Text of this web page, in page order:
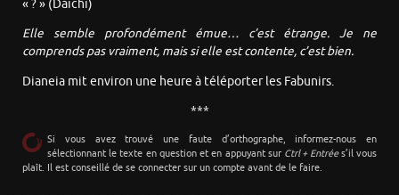
« ? » (Daichi)
Elle semble profondément émue… c’est étrange. Je ne
comprends pas vraiment, mais si elle est contente, c’est bien.
Dianeia mit environ une heure à téléporter les Fabunirs.
***
Si vous avez trouvé une faute d’orthographe, informez-nous en
sélectionnant le texte en question et en appuyant sur Ctrl + Entrées’il vous
plaît. Il est conseillé de se connecter sur un compte avant de le faire.